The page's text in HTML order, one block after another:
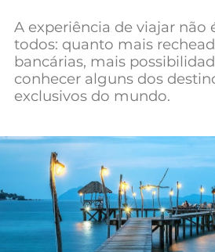
Negócios
Mundial 2026
A experiência de viajar não
todos: quanto mais
bancárias, mais
conhecer alguns dos
exclusivos do mundo.